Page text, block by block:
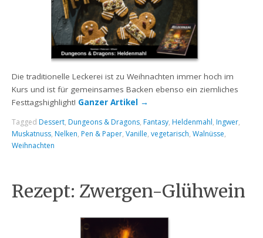
Die traditionelle Leckerei ist zu Weihnachten immer hoch im
Kurs und ist für gemeinsames Backen ebenso ein ziemliches
Festtagshighlight! Ganzer Artikel →
Tagged Dessert, Dungeons & Dragons, Fantasy, Heldenmahl, Ingwer,
Muskatnuss, Nelken, Pen & Paper,Vanille,vegetarisch,Walnüsse,
Weihnachten
Rezept: Zwergen-Glühwein